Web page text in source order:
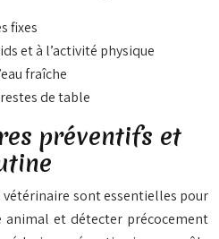
fixes
et à l’activité physique
fraîche
de table
préventifs et
vétérinaire sont essentielles pour
et détecter précocement